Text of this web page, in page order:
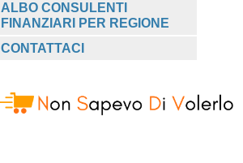
ALBO CONSULENTI
FINANZIARI PER REGIONE
CONTATTACI